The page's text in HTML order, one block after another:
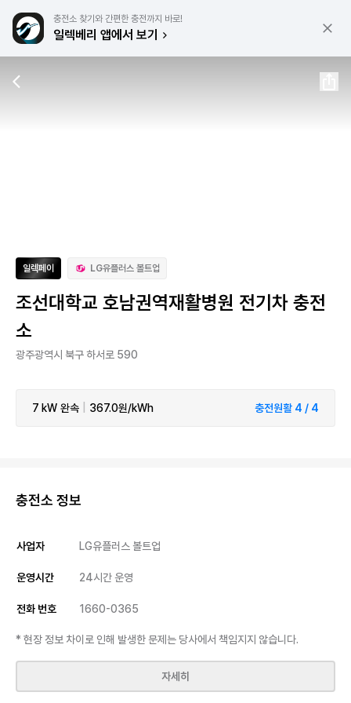
충전소 찾기와 간편한 충전까지 바로!
일렉베리 앱에서 보기
일렉페이 LG유플러스 볼트업
조선대학교 호남권역재활병원 전기차 충전
소
광주광역시 북구 하서로 590
7 kW 완속 367.0원/kWh 충전원활 4 / 4
충전소 정보
사업자 LG유플러스 볼트업
운영시간 24시간 운영
전화 번호 1660-0365
* 현장 정보 차이로 인해 발생한 문제는 당사에서 책임지지 않습니다.
자세히